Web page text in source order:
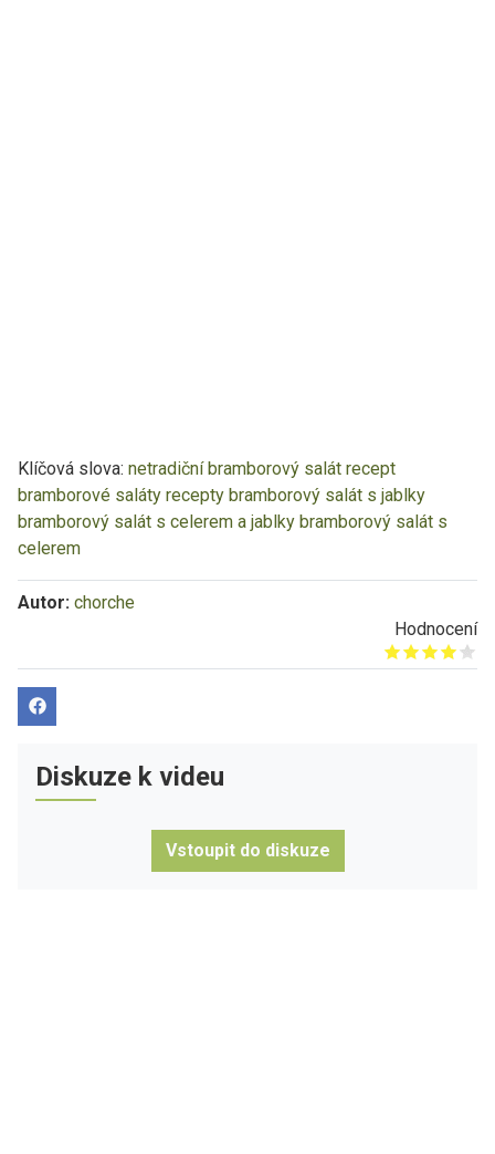
Klíčová slova: netradiční bramborový salát recept
bramborové saláty recepty bramborový salát s jablky
bramborový salát s celerem a jablky bramborový salát s
celerem
Autor: chorche
Hodnocení
Give it 1/5
Give it 2/5
Give it 3/5
Give it 4/5
Give it 5/5
Diskuze k videu
Vstoupit do diskuze